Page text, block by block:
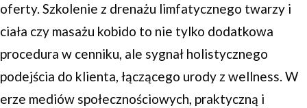
oferty. Szkolenie z drenażu limfatycznego twarzy i
ciała czy masażu kobido to nie tylko dodatkowa
procedura w cenniku, ale sygnał holistycznego
podejścia do klienta, łączącego urody z wellness. W
erze mediów społecznościowych, praktyczną i